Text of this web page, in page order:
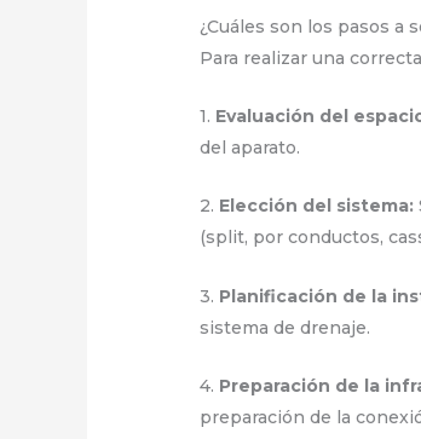
¿Cuáles son los pasos a
Para realizar una
1. Evaluación del
del aparato.
2. Elección del sistema:
(split, por conductos,
3. Planificación de la
sistema de drenaje.
4. Preparación de la
preparación de la